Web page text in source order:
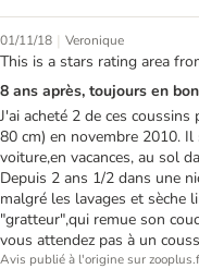
01/11/18 | Veronique
This is a stars rating area
8 ans après, toujours en
J'ai acheté 2 de ces
80 cm) en novembre 2010.
voiture,en vacances, au sol
Depuis 2 ans 1/2 dans une
malgré les lavages et sèche
"gratteur",qui remue son
vous attendez pas à un
Avis publié à l'origine sur